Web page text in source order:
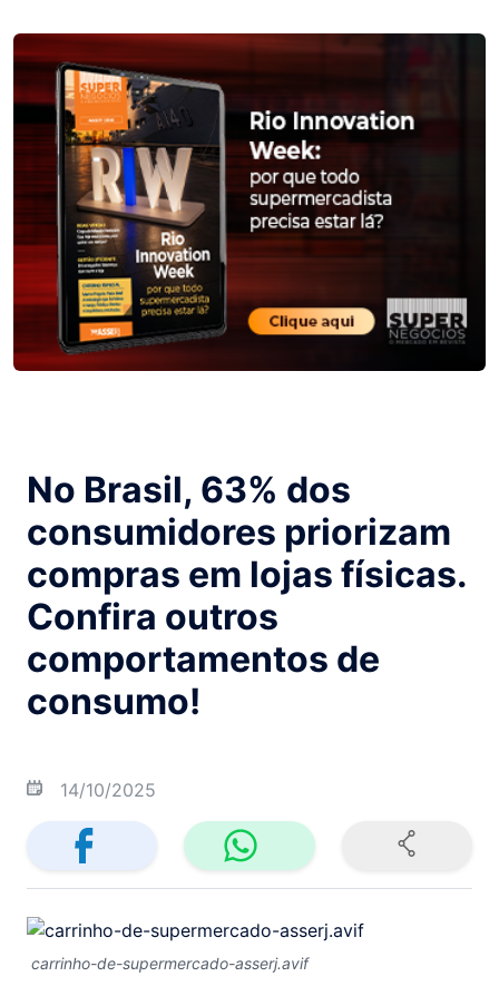
No Brasil, 63% dos
consumidores priorizam
compras em lojas físicas.
Confira outros
comportamentos de
consumo!
14/10/2025
carrinho-de-supermercado-asserj.avif